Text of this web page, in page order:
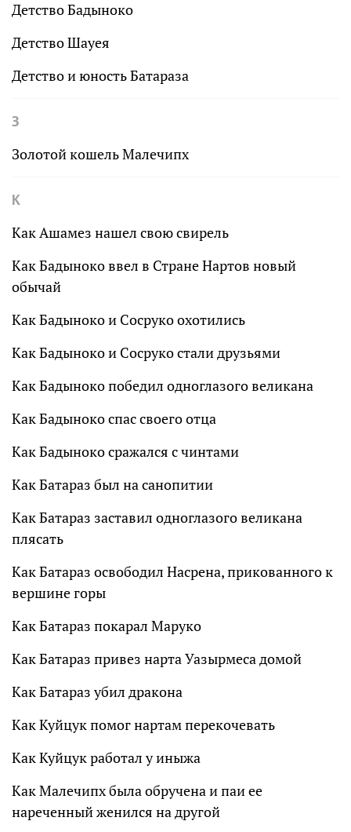
Детство Бадыноко
Детство Шауея
Детство и юность Батараза
З
Золотой кошель Малечипх
К
Как Ашамез нашел свою свирель
Как Бадыноко ввел в Стране Нартов новый
обычай
Как Бадыноко и Сосруко охотились
Как Бадыноко и Сосруко стали друзьями
Как Бадыноко победил одноглазого великана
Как Бадыноко спас своего отца
Как Бадыноко сражался с чинтами
Как Батараз был на санопитии
Как Батараз заставил одноглазого великана
плясать
Как Батараз освободил Насрена, прикованного к
вершине горы
Как Батараз покарал Маруко
Как Батараз привез нарта Уазырмеса домой
Как Батараз убил дракона
Как Куйцук помог нартам перекочевать
Как Куйцук работал у иныжа
Как Малечипх была обручена и паи ее
нареченный женился на другой